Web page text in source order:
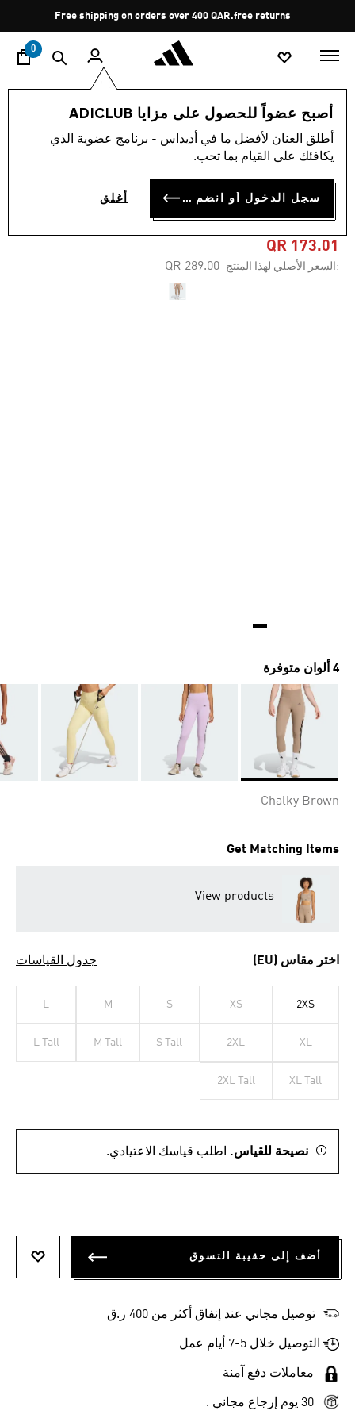
Pause
promotion
rotation
Free shipping on orders over 400 QAR.free returns
0
أصبح عضواً للحصول على مزايا ADICLUB
أطلق العنان لأفضل ما في أديداس - برنامج عضوية الذي
يكافئك على القيام بما تحب.
سجل الدخول أو انضم الآن أغلق
النساء الملابس
-40%
(218)
بنطال ضيق OPTIME 3-
STRIPES FULL-LENGTH
QR 173.01
:السعر الأصلي لهذا المنتج Price reduced from
QR 289.00
to
4 ألوان متوفرة
Chalky Brown
Get Matching Items
View products
اختر مقاس (EU) جدول القياسات
2XS
XS
S
M
L
XL
2XL
S Tall
M Tall
L Tall
XL Tall
2XL Tall
نصيحة للقياس. اطلب قياسك الاعتيادي.
أضف إلى حقيبة التسوق
توصيل مجاني عند إنفاق أكثر من 400 ر.ق
التوصيل خلال 5-7 أيام عمل
معاملات دفع آمنة